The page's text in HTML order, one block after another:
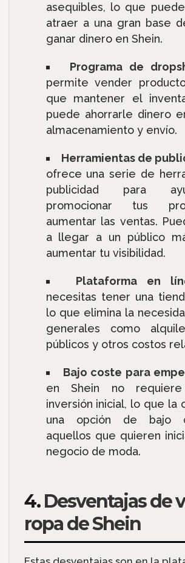
asequibles, lo que
atraer a una gran base
ganar dinero en Shein.
Programa de
permite vender
que mantener el
puede ahorrarle dinero
almacenamiento y envío.
Herramientas de
ofrece una serie de
publicidad para
promocionar tus
aumentar las ventas.
a llegar a un público
aumentar tu visibilidad.
Plataforma en
necesitas tener una
lo que elimina la
generales como
públicos y otros costos
Bajo coste para
en Shein no
inversión inicial, lo que la
una opción de bajo
aquellos que quieren
negocio de moda.
4.Desventajas de
ropa de Shein